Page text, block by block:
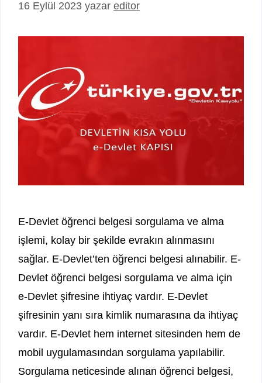
16 Eylül 2023 yazar editor
E-Devlet öğrenci belgesi sorgulama ve alma
işlemi, kolay bir şekilde evrakın alınmasını
sağlar. E-Devlet’ten öğrenci belgesi alınabilir. E-
Devlet öğrenci belgesi sorgulama ve alma için
e-Devlet şifresine ihtiyaç vardır. E-Devlet
şifresinin yanı sıra kimlik numarasına da ihtiyaç
vardır. E-Devlet hem internet sitesinden hem de
mobil uygulamasından sorgulama yapılabilir.
Sorgulama neticesinde alınan öğrenci belgesi,